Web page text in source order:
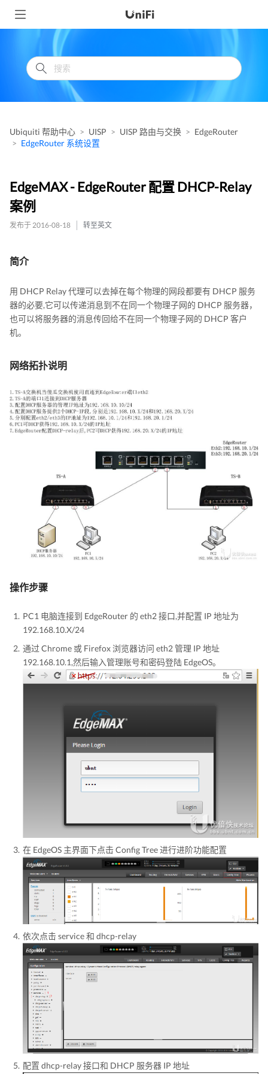
Ubiquiti 帮助中心 UISP UISP 路由与交换
EdgeRouter
EdgeRouter 系统设置
EdgeMAX - EdgeRouter 配置 DHCP-Relay
案例
发布于 2016-08-18 转至英文
简介
用 DHCP Relay 代理可以去掉在每个物理的网段都要有 DHCP 服务
器的必要,它可以传递消息到不在同一个物理子网的 DHCP 服务器，
也可以将服务器的消息传回给不在同一个物理子网的 DHCP 客户
机。
网络拓扑说明
操作步骤
PC1 电脑连接到 EdgeRouter 的 eth2 接口,并配置 IP 地址为
192.168.10.X/24
通过 Chrome 或 Firefox 浏览器访问 eth2 管理 IP 地址
192.168.10.1,然后输入管理账号和密码登陆 EdgeOS。
在 EdgeOS 主界面下点击 Config Tree 进行进阶功能配置
依次点击 service 和 dhcp-relay
配置 dhcp-relay 接口和 DHCP 服务器 IP 地址